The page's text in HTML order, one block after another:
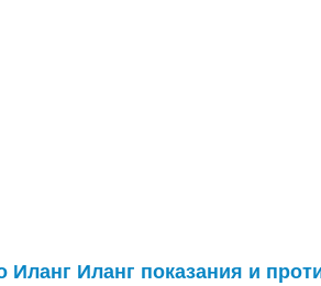
Иланг показания и